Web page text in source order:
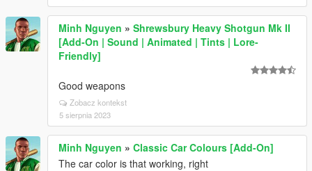
Minh Nguyen » Shrewsbury Heavy Shotgun Mk II
[Add-On | Sound | Animated | Tints | Lore-
Friendly]
Good weapons
Zobacz kontekst
5 sierpnia 2023
Minh Nguyen » Classic Car Colours [Add-On]
The car color is that working, right